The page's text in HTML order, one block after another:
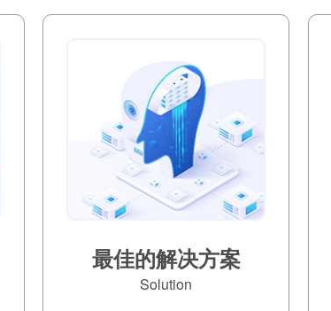
最佳的解决方案
Solution